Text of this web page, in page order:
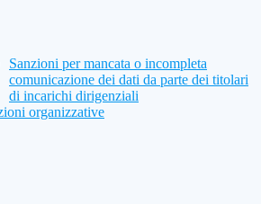
Sanzioni per mancata o incompleta
comunicazione dei dati da parte dei titolari
di incarichi dirigenziali
organizzative